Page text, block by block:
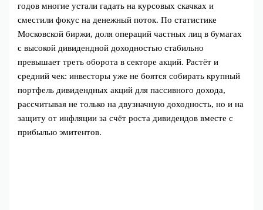
годов многие устали гадать на курсовых скачках и
сместили фокус на денежный поток. По статистике
Московской биржи, доля операций частных лиц в бумагах
с высокой дивидендной доходностью стабильно
превышает треть оборота в секторе акций. Растёт и
средний чек: инвесторы уже не боятся собирать крупный
портфель дивидендных акций для пассивного дохода,
рассчитывая не только на двузначную доходность, но и на
защиту от инфляции за счёт роста дивидендов вместе с
прибылью эмитентов.